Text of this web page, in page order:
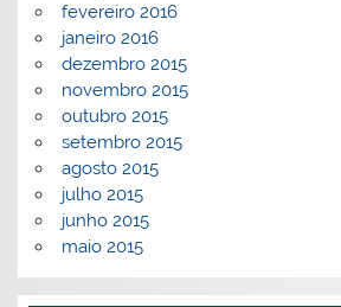
fevereiro 2016
janeiro 2016
dezembro 2015
novembro 2015
outubro 2015
setembro 2015
agosto 2015
julho 2015
junho 2015
maio 2015